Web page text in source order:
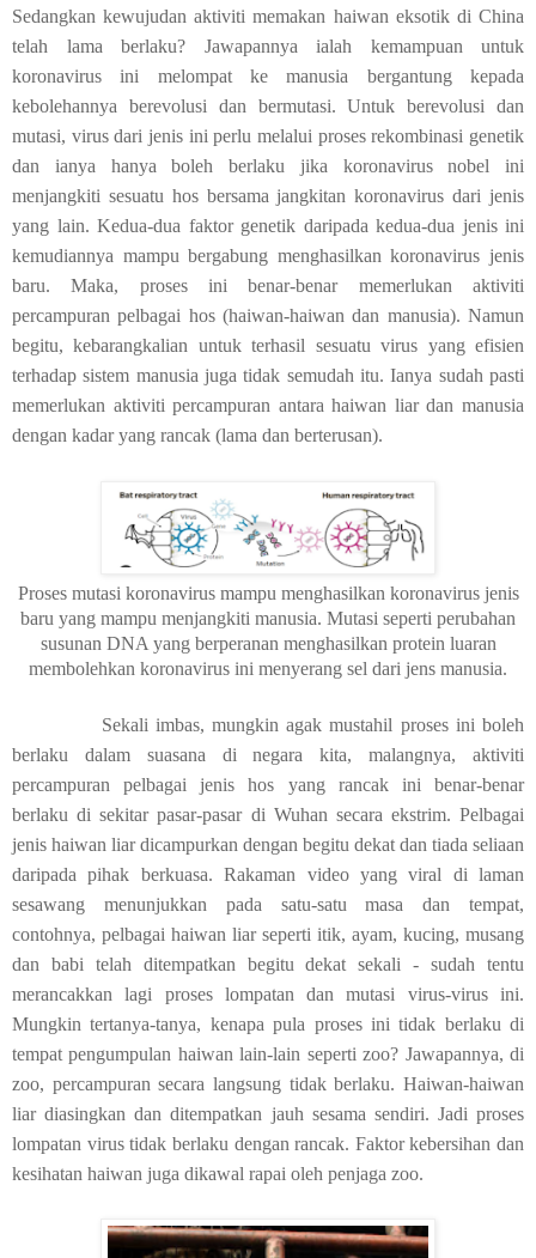
Sedangkan kewujudan aktiviti memakan haiwan eksotik di China
telah lama berlaku? Jawapannya ialah kemampuan untuk
koronavirus ini melompat ke manusia bergantung kepada
kebolehannya berevolusi dan bermutasi. Untuk berevolusi dan
mutasi, virus dari jenis ini perlu melalui proses rekombinasi genetik
dan ianya hanya boleh berlaku jika koronavirus nobel ini
menjangkiti sesuatu hos bersama jangkitan koronavirus dari jenis
yang lain. Kedua-dua faktor genetik daripada kedua-dua jenis ini
kemudiannya mampu bergabung menghasilkan koronavirus jenis
baru. Maka, proses ini benar-benar memerlukan aktiviti
percampuran pelbagai hos (haiwan-haiwan dan manusia). Namun
begitu, kebarangkalian untuk terhasil sesuatu virus yang efisien
terhadap sistem manusia juga tidak semudah itu. Ianya sudah pasti
memerlukan aktiviti percampuran antara haiwan liar dan manusia
dengan kadar yang rancak (lama dan berterusan).
Proses mutasi koronavirus mampu menghasilkan koronavirus jenis
baru yang mampu menjangkiti manusia. Mutasi seperti perubahan
susunan DNA yang berperanan menghasilkan protein luaran
membolehkan koronavirus ini menyerang sel dari jens manusia.
Sekali imbas, mungkin agak mustahil proses ini boleh
berlaku dalam suasana di negara kita, malangnya, aktiviti
percampuran pelbagai jenis hos yang rancak ini benar-benar
berlaku di sekitar pasar-pasar di Wuhan secara ekstrim. Pelbagai
jenis haiwan liar dicampurkan dengan begitu dekat dan tiada seliaan
daripada pihak berkuasa. Rakaman video yang viral di laman
sesawang menunjukkan pada satu-satu masa dan tempat,
contohnya, pelbagai haiwan liar seperti itik, ayam, kucing, musang
dan babi telah ditempatkan begitu dekat sekali - sudah tentu
merancakkan lagi proses lompatan dan mutasi virus-virus ini.
Mungkin tertanya-tanya, kenapa pula proses ini tidak berlaku di
tempat pengumpulan haiwan lain-lain seperti zoo? Jawapannya, di
zoo, percampuran secara langsung tidak berlaku. Haiwan-haiwan
liar diasingkan dan ditempatkan jauh sesama sendiri. Jadi proses
lompatan virus tidak berlaku dengan rancak. Faktor kebersihan dan
kesihatan haiwan juga dikawal rapai oleh penjaga zoo.